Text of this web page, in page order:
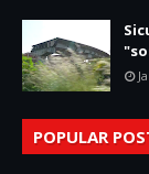
POPULAR